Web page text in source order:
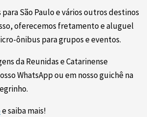
São Paulo e vários outros destinos
oferecemos fretamento e aluguel
ônibus para grupos e eventos.
da Reunidas e Catarinense
WhatsApp ou em nosso guichê na
e saiba mais!